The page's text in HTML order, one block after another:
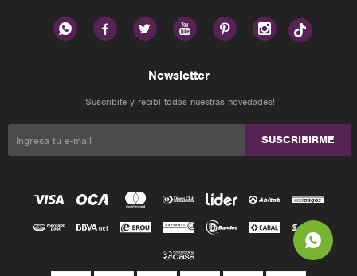
     
Newsletter
¡Suscribite y recibí todas nuestras novedades!
SUSCRIBIRME